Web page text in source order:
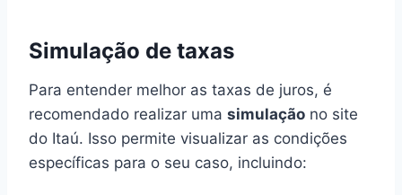
Simulação de taxas
Para entender melhor as taxas de juros, é
recomendado realizar uma simulação no site
do Itaú. Isso permite visualizar as condições
específicas para o seu caso, incluindo: